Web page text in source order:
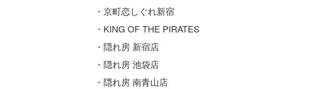
・京町恋しぐれ新宿
・KING OF THE PIRATES
・隠れ房 新宿店
・隠れ房 池袋店
・隠れ房 南青山店